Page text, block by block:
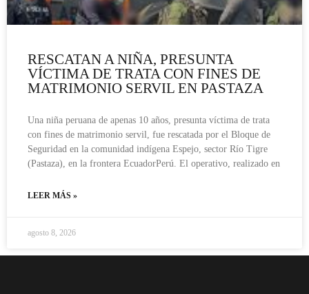
RESCATAN A NIÑA, PRESUNTA
VÍCTIMA DE TRATA CON FINES DE
MATRIMONIO SERVIL EN PASTAZA
Una niña peruana de apenas 10 años, presunta víctima de trata
con fines de matrimonio servil, fue rescatada por el Bloque de
Seguridad en la comunidad indígena Espejo, sector Río Tigre
(Pastaza), en la frontera EcuadorPerú. El operativo, realizado en
LEER MÁS »
agosto 8, 2026